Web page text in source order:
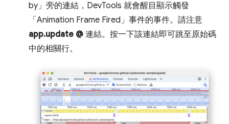
by」 旁的連結，DevTools 就會醒目顯示觸發
「Animation Frame Fired」 事件的事件。請注意
app.update @ 連結。按一下該連結即可跳至原始碼
中的相關行。